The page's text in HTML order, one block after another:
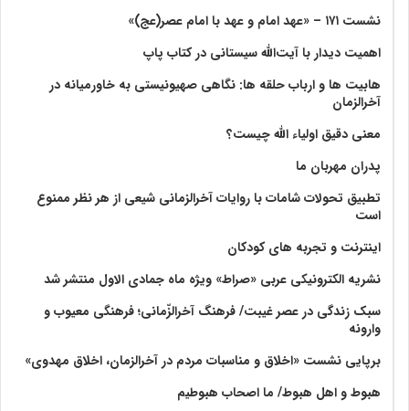
نشست ۱۷۱ – «عهد امام و عهد با امام عصر(عج)»
اهمیت دیدار با آیت‌الله سیستانی در کتاب پاپ
هابیت ها و ارباب حلقه ها: نگاهی صهیونیستی به خاورمیانه در
آخرالزمان
معنی دقیق اولیاء الله چیست؟
پدران مهربان ما
تطبیق تحولات شامات با روایات آخرالزمانی شیعی از هر نظر ممنوع
است
اینترنت و تجربه های کودکان
نشریه الکترونیکی عربی «صراط» ویژه ماه جمادی الاول منتشر شد
سبک زندگی در عصر غیبت/ فرهنگ آخرالزّمانی؛ فرهنگی معیوب و
وارونه
برپایی نشست «اخلاق و مناسبات مردم در آخرالزمان، اخلاق مهدوی»
هبوط و اهل هبوط/ ما اصحاب هبوطیم